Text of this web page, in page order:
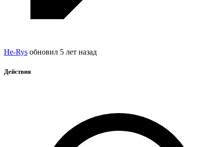
He-Rys обновил 5 лет назад
Действия